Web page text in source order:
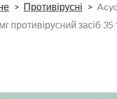
Противірусні
противірусний засіб 35